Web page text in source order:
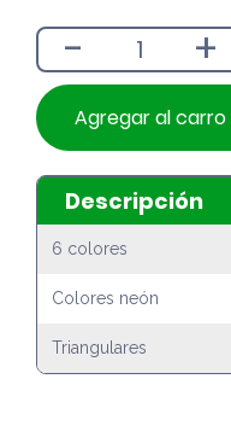
- +
Agregar al carro
Descripción
6 colores
Colores neón
Triangulares